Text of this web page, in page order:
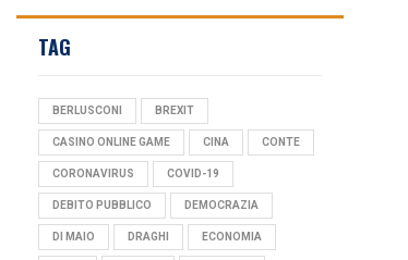
TAG
BERLUSCONI BREXIT
CASINO ONLINE GAME CINA CONTE
CORONAVIRUS COVID-19
DEBITO PUBBLICO DEMOCRAZIA
DI MAIO DRAGHI ECONOMIA